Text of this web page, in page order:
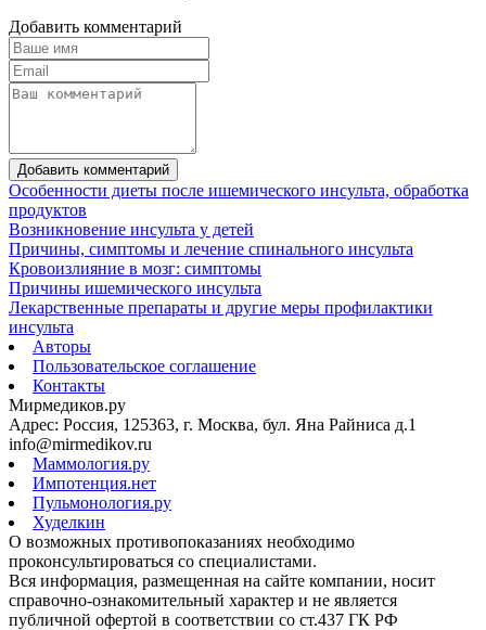
Добавить комментарий
Добавить комментарий
Особенности диеты после ишемического инсульта, обработка
продуктов
Возникновение инсульта у детей
Причины, симптомы и лечение спинального инсульта
Кровоизлияние в мозг: симптомы
Причины ишемического инсульта
Лекарственные препараты и другие меры профилактики
инсульта
Авторы
Пользовательское соглашение
Контакты
Мирмедиков.ру
Адрес: Россия, 125363, г. Москва, бул. Яна Райниса д.1
info@mirmedikov.ru
Маммология.ру
Импотенция.нет
Пульмонология.ру
Худелкин
О возможных противопоказаниях необходимо
проконсультироваться со специалистами.
Вся информация, размещенная на сайте компании, носит
справочно-ознакомительный характер и не является
публичной офертой в соответствии со ст.437 ГК РФ